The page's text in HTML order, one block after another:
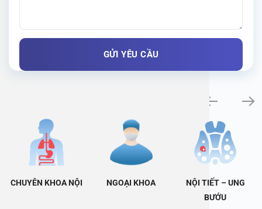
CHUYÊN KHOA NỘI NGOẠI KHOA
NỘI TIẾT – UNG
BƯỚU